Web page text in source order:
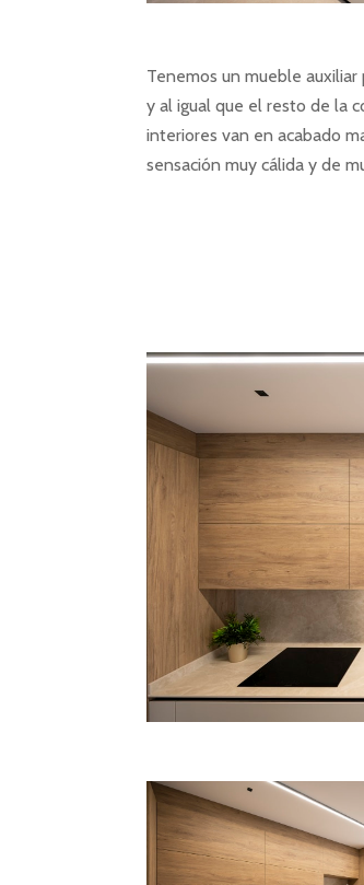
Tenemos un mueble auxiliar
y al igual que el resto de la
interiores van en acabado
sensación muy cálida y de